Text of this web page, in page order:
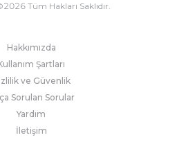
2026Tüm Hakları Saklıdır.
Hakkımızda
Şartları
ve Güvenlik
Sorulan Sorular
Yardım
İletişim